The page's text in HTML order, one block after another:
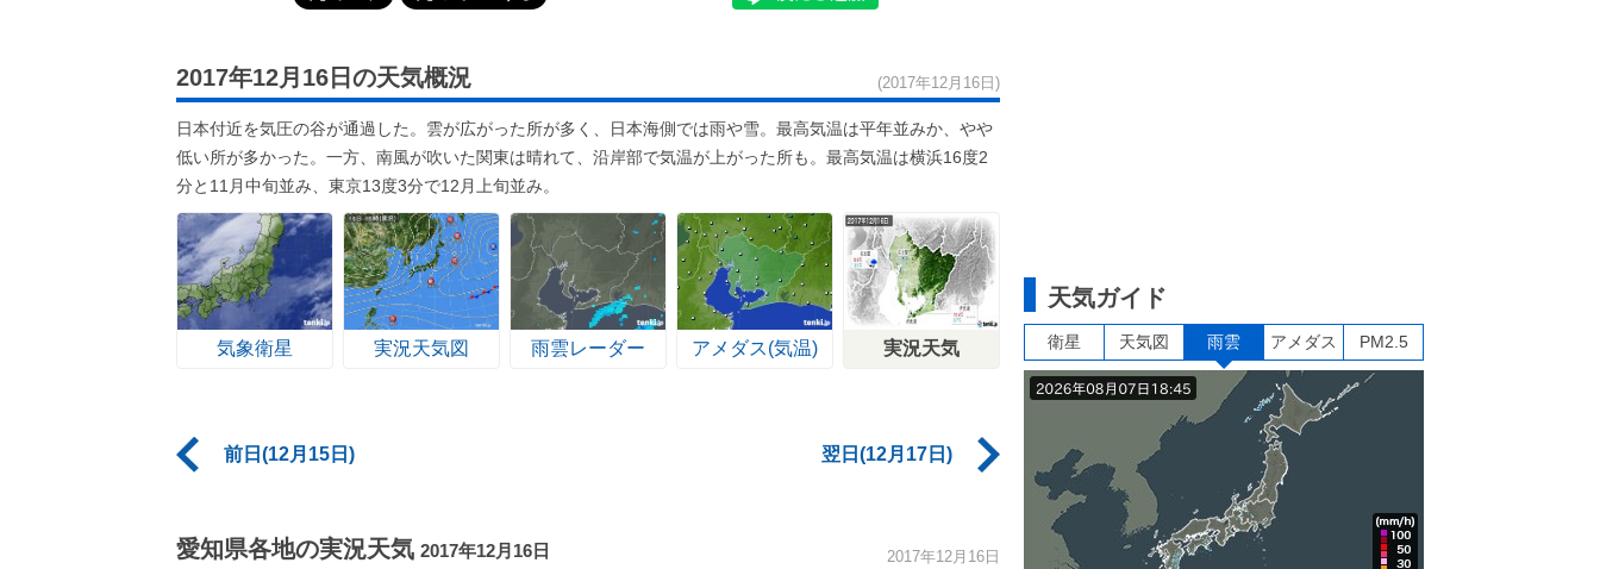
2017年12月16日の天気概況 (2017年12月16日)
日本付近を気圧の谷が通過した。雲が広がった所が多く、日本海側では雨や雪。最高気温は平年並みか、やや
低い所が多かった。一方、南風が吹いた関東は晴れて、沿岸部で気温が上がった所も。最高気温は横浜16度2
分と11月中旬並み、東京13度3分で12月上旬並み。
気象衛星 実況天気図 雨雲レーダー アメダス(気温) 実況天気
前日(12月15日) 翌日(12月17日)
愛知県各地の実況天気 2017年12月16日 2017年12月16日
天気ガイド
衛星 天気図 雨雲 アメダス PM2.5